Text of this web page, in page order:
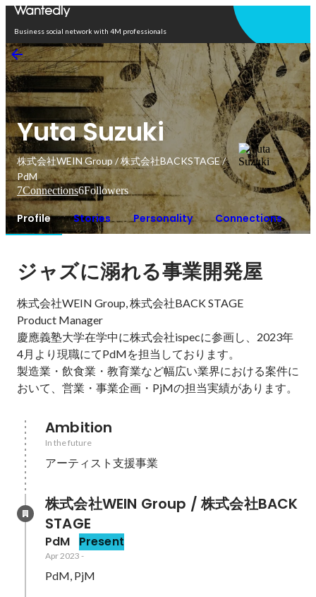
Business social network with 4M professionals
Yuta Suzuki
株式会社WEIN Group / 株式会社BACKSTAGE /
PdM
7Connections6Followers
Profile Stories Personality Connections
ジャズに溺れる事業開発屋
株式会社WEIN Group, 株式会社BACK STAGE
Product Manager
慶應義塾大学在学中に株式会社ispecに参画し、2023年
4月より現職にてPdMを担当しております。
製造業・飲食業・教育業など幅広い業界における案件に
おいて、営業・事業企画・PjMの担当実績があります。
Ambition
In the future
アーティスト支援事業
株式会社WEIN Group / 株式会社BACK
STAGE
PdM Present
Apr 2023 -
PdM, PjM